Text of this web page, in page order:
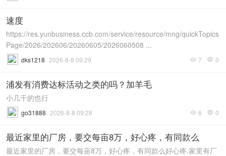
速度
https://res.yunbusiness.ccb.com/service/resource/mng/quickTopics
Page/2026/202606/20260605/2026060508 ...
 7  0
dks1218 2026-8-8 09:29
浦发有消费达标活动之类的吗？加羊毛
小几千的也行
 6  0
go31888 2026-8-8 09:28
最近家里的厂房，要交每亩8万，好心疼，有同款么
最近家里的厂房，要交每亩8万，好心疼，有同款么好心疼.家里有厂